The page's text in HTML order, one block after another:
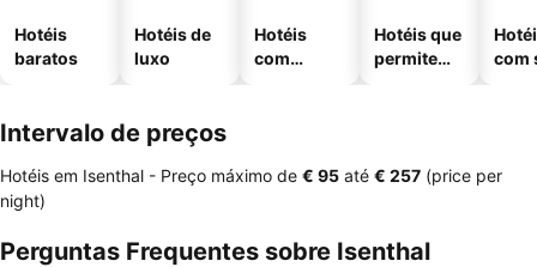
Hotéis
baratos
Hotéis de
luxo
Hotéis
com
Hotéis que
permitem
com
Intervalo de preços
Hotéis em Isenthal - Preço máximo de ‎€ 95 até ‎€ 257 (price per
night)
Perguntas Frequentes sobre Isenthal